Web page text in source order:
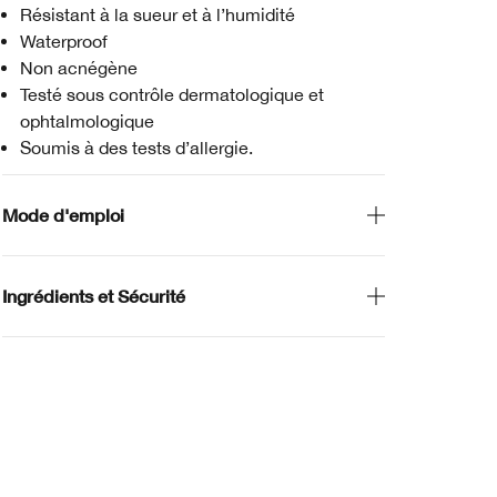
Résistant à la sueur et à l’humidité
Waterproof
Non acnégène
Testé sous contrôle dermatologique et
ophtalmologique
Soumis à des tests d’allergie.
Mode d'emploi
Ingrédients et Sécurité